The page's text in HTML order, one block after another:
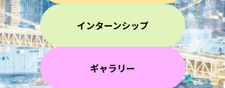
インターンシップ
ギャラリー